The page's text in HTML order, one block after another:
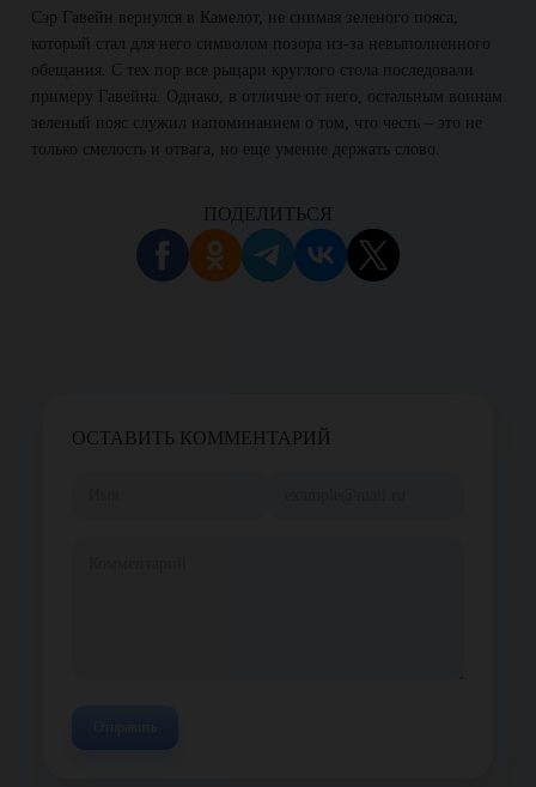
Сэр Гавейн вернулся в Камелот, не снимая зеленого пояса,
который стал для него символом позора из-за невыполненного
обещания. С тех пор все рыцари круглого стола последовали
примеру Гавейна. Однако, в отличие от него, остальным воинам
зеленый пояс служил напоминанием о том, что честь – это не
только смелость и отвага, но еще умение держать слово.
ПОДЕЛИТЬСЯ
ОСТАВИТЬ КОММЕНТАРИЙ